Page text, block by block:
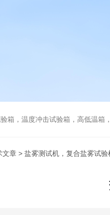
，温度冲击试验箱，高低温箱，盐雾
文章 > 盐雾测试机，复合盐雾试